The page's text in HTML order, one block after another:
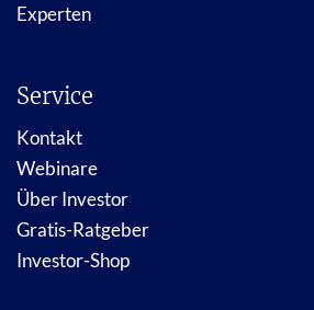
Experten
Service
Kontakt
Webinare
Über Investor
Gratis-Ratgeber
Investor-Shop